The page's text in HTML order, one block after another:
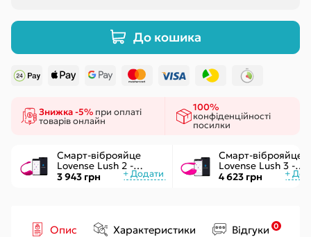
До кошика
Знижка -5% при оплаті
товарів онлайн
100%
конфіденційності
посилки
Смарт-віброяйце
Lovense Lush 2 -
управління через
додаток
3 943 грн
Смарт-віброяйце
Lovense Lush 3 -
керування через
інтернет
4 623 грн
Опис Характеристики Відгуки 0